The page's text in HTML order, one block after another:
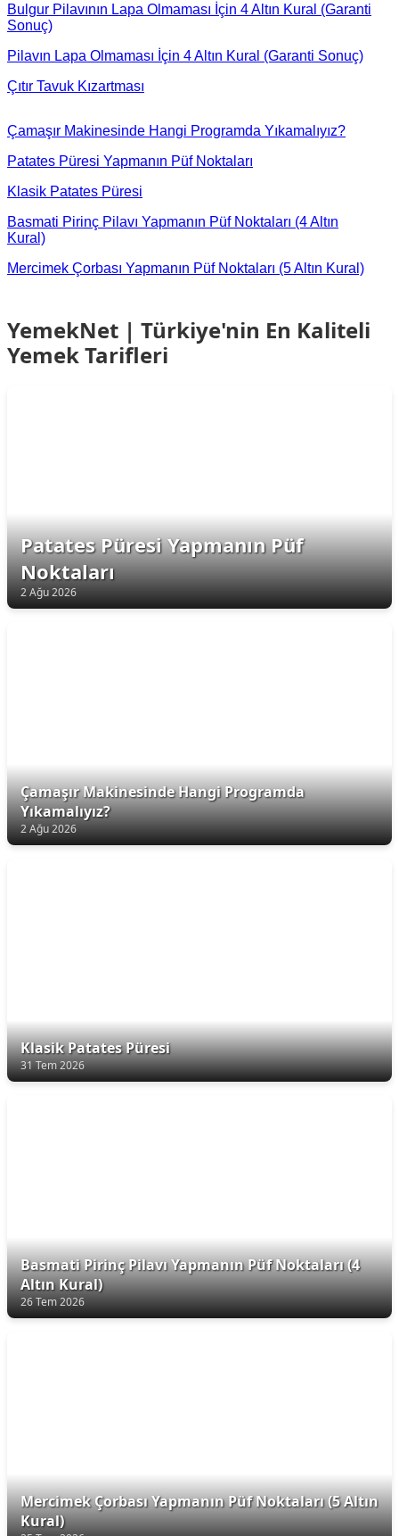
Bulgur Pilavının Lapa Olmaması İçin 4 Altın Kural (Garanti
Sonuç)
Pilavın Lapa Olmaması İçin 4 Altın Kural (Garanti Sonuç)
Çıtır Tavuk Kızartması
Çamaşır Makinesinde Hangi Programda Yıkamalıyız?
Patates Püresi Yapmanın Püf Noktaları
Klasik Patates Püresi
Basmati Pirinç Pilavı Yapmanın Püf Noktaları (4 Altın
Kural)
Mercimek Çorbası Yapmanın Püf Noktaları (5 Altın Kural)
YemekNet | Türkiye'nin En Kaliteli
Yemek Tarifleri
Patates Püresi Yapmanın Püf
Noktaları
2 Ağu 2026
Çamaşır Makinesinde Hangi Programda
Yıkamalıyız?
2 Ağu 2026
Klasik Patates Püresi
31 Tem 2026
Basmati Pirinç Pilavı Yapmanın Püf Noktaları (4
Altın Kural)
26 Tem 2026
Mercimek Çorbası Yapmanın Püf Noktaları (5 Altın
Kural)